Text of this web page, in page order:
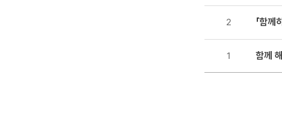
번호,
등록일
2 「함
1 함께